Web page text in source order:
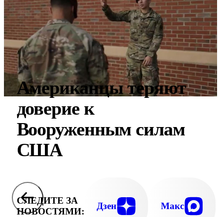
Американцы теряют
доверие к
Вооруженным силам
США
СЛЕДИТЕ ЗА
НОВОСТЯМИ:
Дзен Макс